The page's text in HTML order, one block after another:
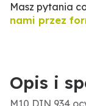
Masz pytania
nami przez
Opis i